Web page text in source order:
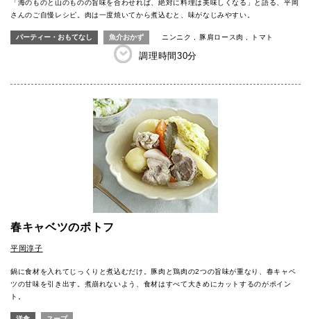
「海のものと山のものの旨味を合わせれば、絶対に料理は美味しくなる」と語る、平岡
さんのご自慢レシピ。肉は一度焼いてから煮込むと、味がなじみやすい。
パーティー・おもてなし 魚介おかず ニンニク 豚肩ロース肉 トマト
調理時間30分
春キャベツのポトフ
平岡淳子
鍋に食材を入れてじっくりと煮込むだけ。豚肉と鶏肉の2つの旨味が重なり、春キャベ
ツの甘味を引き出す。煮崩れないよう、食材はすべて大きめにカットするのがポイン
ト。